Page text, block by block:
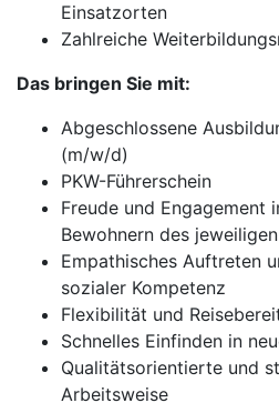
Einsatzorten
Zahlreiche
Das bringen Sie mit:
Abgeschlossene
(m/w/d)
PKW-Führerschein
Freude und Engagement
Bewohnern des
Empathisches Auftreten
sozialer Kompetenz
Flexibilität und
Schnelles Einfinden in
Qualitätsorientierte und
Arbeitsweise